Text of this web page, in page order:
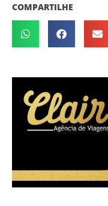
COMPARTILHE